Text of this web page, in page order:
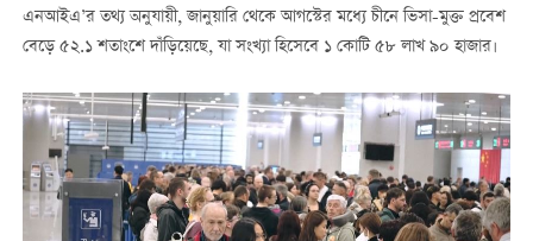
এনআইএ’র তথ্য অনুযায়ী, জানুয়ারি থেকে আগস্টের মধ্যে চীনে ভিসা-মুক্ত প্রবেশ
বেড়ে ৫২.১ শতাংশে দাঁড়িয়েছে, যা সংখ্যা হিসেবে ১ কোটি ৫৮ লাখ ৯০ হাজার।